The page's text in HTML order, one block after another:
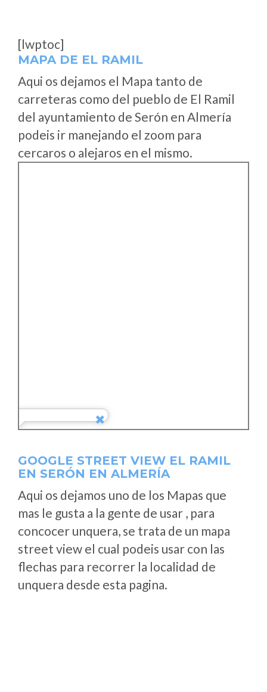
[lwptoc]
MAPA DE EL RAMIL
Aqui os dejamos el Mapa tanto de
carreteras como del pueblo de El Ramil
del ayuntamiento de Serón en Almería
podeis ir manejando el zoom para
cercaros o alejaros en el mismo.
GOOGLE STREET VIEW EL RAMIL
EN SERÓN EN ALMERÍA
Aqui os dejamos uno de los Mapas que
mas le gusta a la gente de usar , para
concocer unquera, se trata de un mapa
street view el cual podeis usar con las
flechas para recorrer la localidad de
unquera desde esta pagina.